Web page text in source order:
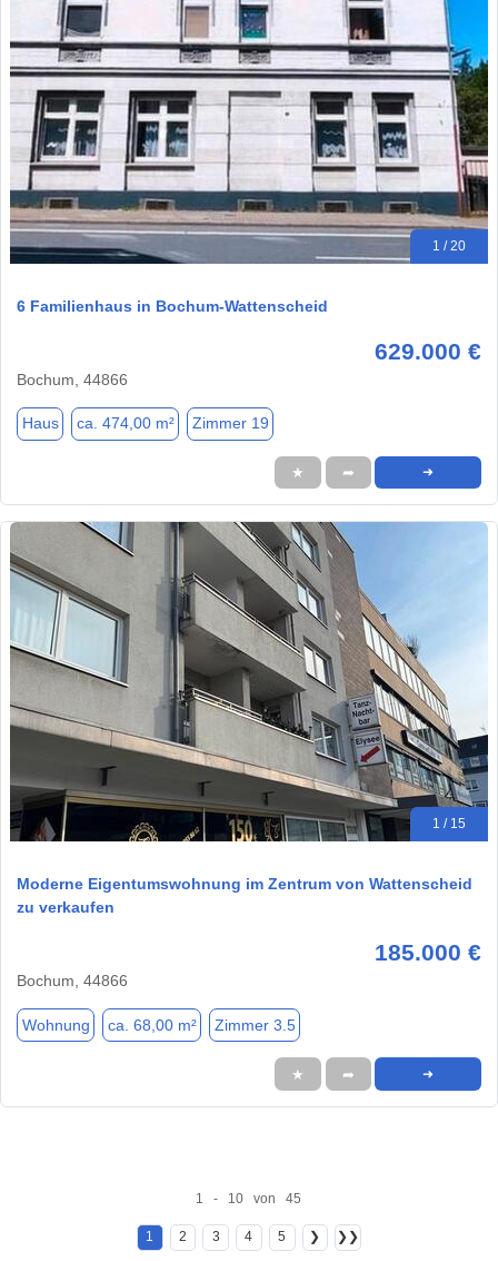
1 / 20
6 Familienhaus in Bochum-Wattenscheid
629.000 €
Bochum, 44866
Haus ca. 474,00 m² Zimmer 19
★ ➦ ➜
1 / 15
Moderne Eigentumswohnung im Zentrum von Wattenscheid
zu verkaufen
185.000 €
Bochum, 44866
Wohnung ca. 68,00 m² Zimmer 3.5
★ ➦ ➜
1 - 10 von 45
1 2 3 4 5 ❯ ❯❯